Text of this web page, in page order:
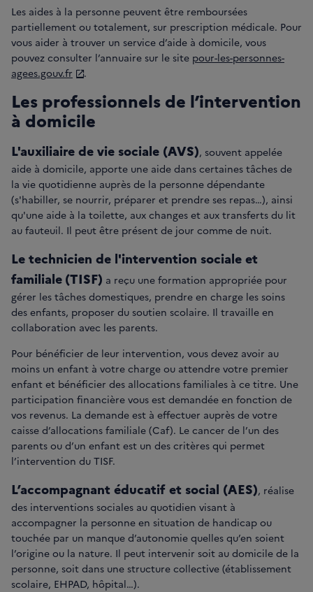
Les aides à la personne peuvent être remboursées
partiellement ou totalement, sur prescription médicale. Pour
vous aider à trouver un service d’aide à domicile, vous
pouvez consulter l’annuaire sur le site pour-les-personnes-
agees.gouv.fr
.
Les professionnels de l’intervention
à domicile
L'auxiliaire de vie sociale (AVS), souvent appelée
aide à domicile, apporte une aide dans certaines tâches de
la vie quotidienne auprès de la personne dépendante
(s'habiller, se nourrir, préparer et prendre ses repas…), ainsi
qu'une aide à la toilette, aux changes et aux transferts du lit
au fauteuil. Il peut être présent de jour comme de nuit.
Le technicien de l'intervention sociale et
familiale (TISF) a reçu une formation appropriée pour
gérer les tâches domestiques, prendre en charge les soins
des enfants, proposer du soutien scolaire. Il travaille en
collaboration avec les parents.
Pour bénéficier de leur intervention, vous devez avoir au
moins un enfant à votre charge ou attendre votre premier
enfant et bénéficier des allocations familiales à ce titre. Une
participation financière vous est demandée en fonction de
vos revenus. La demande est à effectuer auprès de votre
caisse d’allocations familiale (Caf). Le cancer de l’un des
parents ou d’un enfant est un des critères qui permet
l’intervention du TISF.
L’accompagnant éducatif et social (AES), réalise
des interventions sociales au quotidien visant à
accompagner la personne en situation de handicap ou
touchée par un manque d’autonomie quelles qu’en soient
l’origine ou la nature. Il peut intervenir soit au domicile de la
personne, soit dans une structure collective (établissement
scolaire, EHPAD, hôpital…).